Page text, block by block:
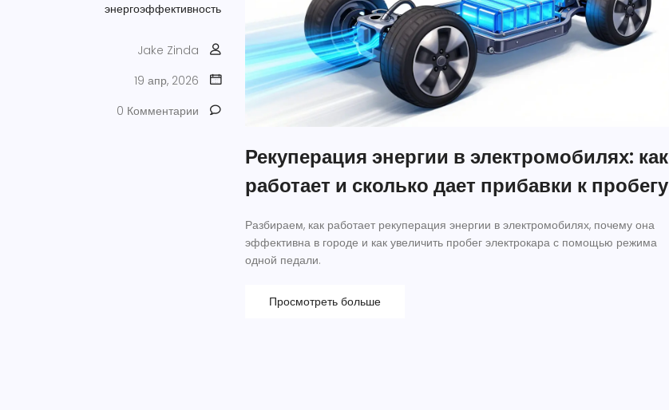
энергоэффективность
Jake Zinda
19 апр, 2026
0 Комментарии
Рекуперация энергии в электромобилях: как
работает и сколько дает прибавки к пробегу
Разбираем, как работает рекуперация энергии в электромобилях, почему она
эффективна в городе и как увеличить пробег электрокара с помощью режима
одной педали.
Просмотреть больше